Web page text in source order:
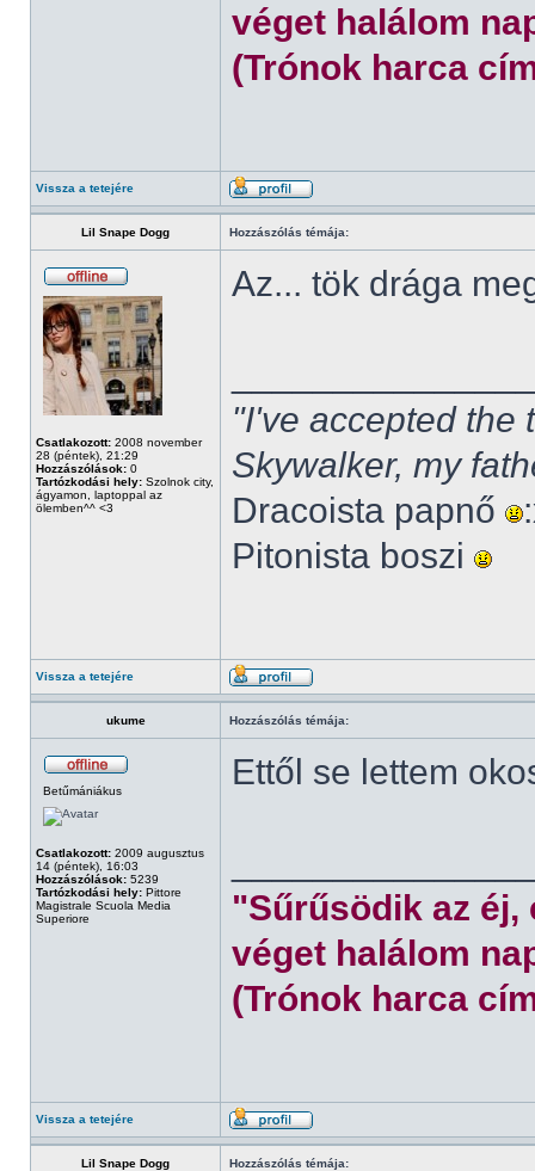
véget halálom
(Trónok harca
Vissza a tetejére
Lil Snape Dogg Hozzászólás témája:
Csatlakozott: 2008 november
28 (péntek), 21:29
Hozzászólások: 0
Tartózkodási hely: Szolnok city,
ágyamon, laptoppal az
ölemben^^ <3
Az... tök drága
"I've accepted the
Skywalker, my
Dracoista papnő
Pitonista boszi
Vissza a tetejére
ukume Hozzászólás témája:
Betűmániákus
Csatlakozott: 2009 augusztus
14 (péntek), 16:03
Hozzászólások: 5239
Tartózkodási hely: Pittore
Magistrale Scuola Media
Superiore
Ettől se lettem
"Sűrűsödik az éj,
véget halálom
(Trónok harca
Vissza a tetejére
Lil Snape Dogg Hozzászólás témája: